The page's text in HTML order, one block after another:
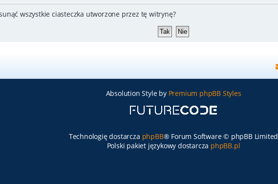
wszystkie ciasteczka utworzone przez tę witrynę?
Absolution Style by Premium phpBB Styles
Technologię dostarcza phpBB® Forum Software © phpBB Limited
Polski pakiet językowy dostarcza phpBB.pl